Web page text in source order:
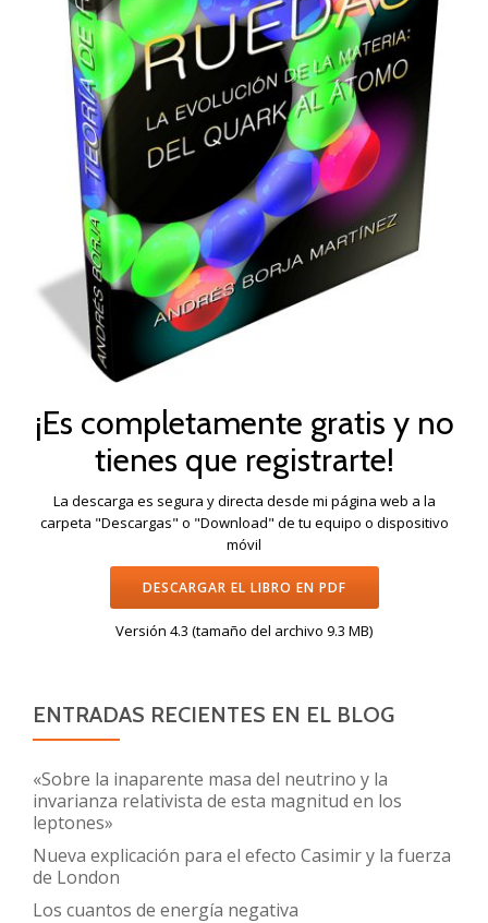
¡Es completamente gratis y no
tienes que registrarte!
La descarga es segura y directa desde mi página web a la
carpeta "Descargas" o "Download" de tu equipo o dispositivo
móvil
DESCARGAR EL LIBRO EN PDF
Versión 4.3 (tamaño del archivo 9.3 MB)
ENTRADAS RECIENTES EN EL BLOG
«Sobre la inaparente masa del neutrino y la
invarianza relativista de esta magnitud en los
leptones»
Nueva explicación para el efecto Casimir y la fuerza
de London
Los cuantos de energía negativa